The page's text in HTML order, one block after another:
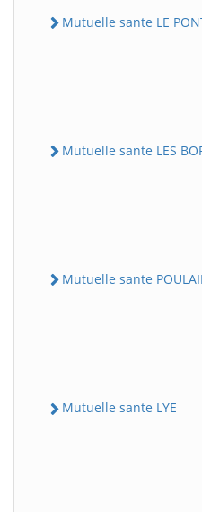
Mutuelle sante LE
Mutuelle sante LES
Mutuelle sante
Mutuelle sante LYE